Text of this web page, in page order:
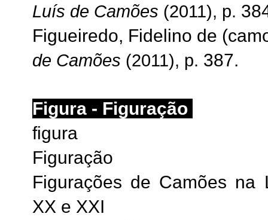
Luís de Camões (2011), p.
Figueiredo, Fidelino de
de Camões (2011), p. 387.
Figura - Figuração
figura
Figuração
Figurações de Camões na
XX e XXI